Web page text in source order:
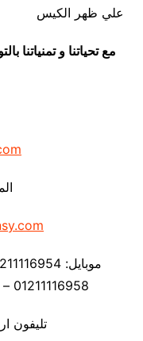
علي ظهر الكيس
مع تحياتنا و
تليفون ارضي